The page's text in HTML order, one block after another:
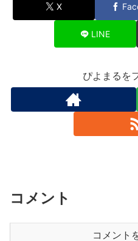
X
LINE
ぴよまるを
コメント
コメント